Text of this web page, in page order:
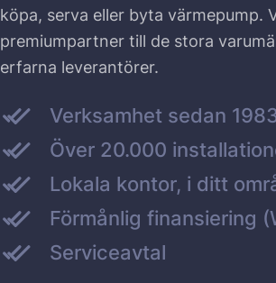
köpa, serva eller byta värmepump.
premiumpartner till de stora
erfarna leverantörer.
Verksamhet sedan
Över 20.000
Lokala kontor, i ditt
Förmånlig finansiering
Serviceavtal